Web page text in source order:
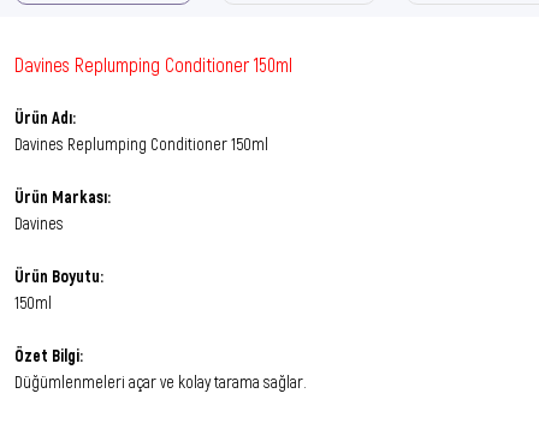
Davines Replumping Conditioner 150ml
Ürün Adı:
Davines Replumping Conditioner 150ml
Ürün Markası:
Davines
Ürün Boyutu:
150ml
Özet Bilgi:
Düğümlenmeleri açar ve kolay tarama sağlar.